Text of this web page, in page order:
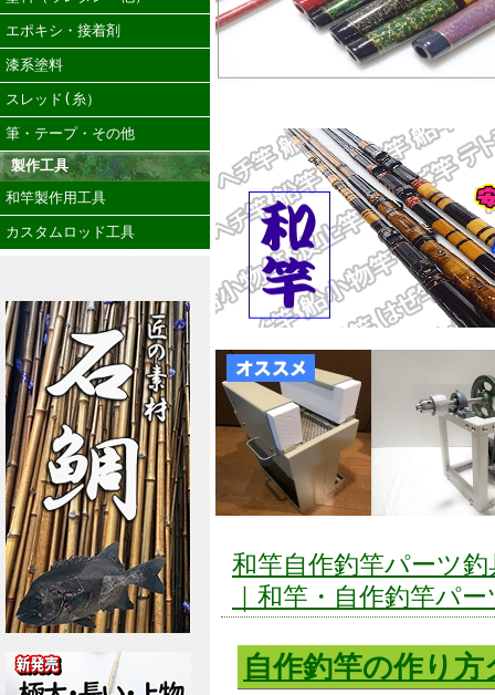
エポキシ・接着剤
漆系塗料
スレッド(糸）
筆・テープ・その他
製作工具
和竿製作用工具
カスタムロッド工具
和竿自作釣竿パーツ釣
｜和竿・自作釣竿パ
自作釣竿の作り